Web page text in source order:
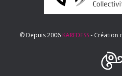
© Depuis 2006KAREDESS- Création